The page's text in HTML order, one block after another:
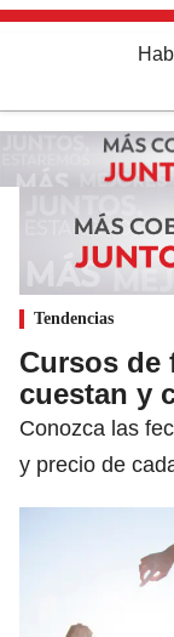
Tendencias
Cursos de
cuestan y
Conozca las
y precio de